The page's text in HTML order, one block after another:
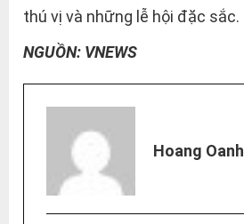
thú vị và những lễ hội đặc sắc.
NGUỒN: VNEWS
Hoang Oanh